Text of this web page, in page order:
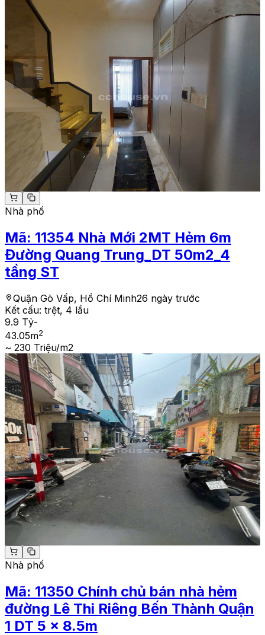
Nhà phố
Mã: 11354 Nhà Mới 2MT Hẻm 6m
Đường Quang Trung_DT 50m2_4
tầng ST
Quận Gò Vấp, Hồ Chí Minh26 ngày trước
Kết cấu: trệt, 4 lầu
9.9 Tỷ-
43.05m2
~ 230 Triệu/m2
Nhà phố
Mã: 11350 Chính chủ bán nhà hẻm
đường Lê Thi Riêng Bến Thành Quận
1 DT 5 x 8.5m